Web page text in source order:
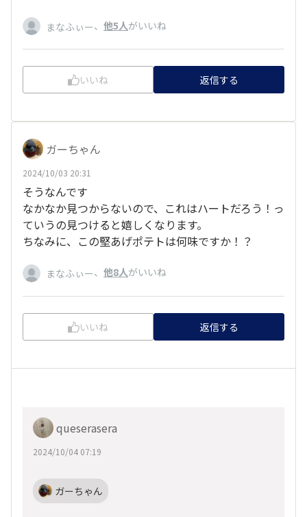
まなふぃー、 他5人がいいね
いいね 返信する
ガーちゃん
2024/10/03 20:31
そうなんです
なかなか見つからないので、これはハートだろう！っ
ていうの見つけると嬉しくなります。
ちなみに、この堅あげポテトは何味ですか！？
まなふぃー、 他8人がいいね
いいね 返信する
queserasera
2024/10/04 07:19
ガーちゃん